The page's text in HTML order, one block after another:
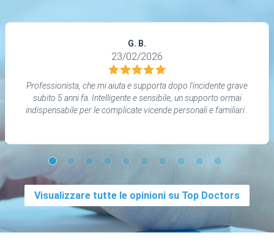
G. B.
23/02/2026
Professionista, che mi aiuta e supporta dopo l'incidente grave
subito 5 anni fa. Intelligente e sensibile, un supporto ormai
indispensabile per le complicate vicende personali e familiari .
Visualizzare tutte le opinioni su Top Doctors